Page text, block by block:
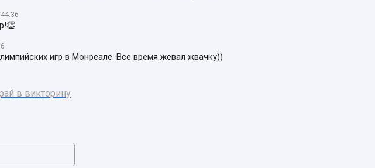
игр в Монреале. Все время жевал жвачку))
в викторину